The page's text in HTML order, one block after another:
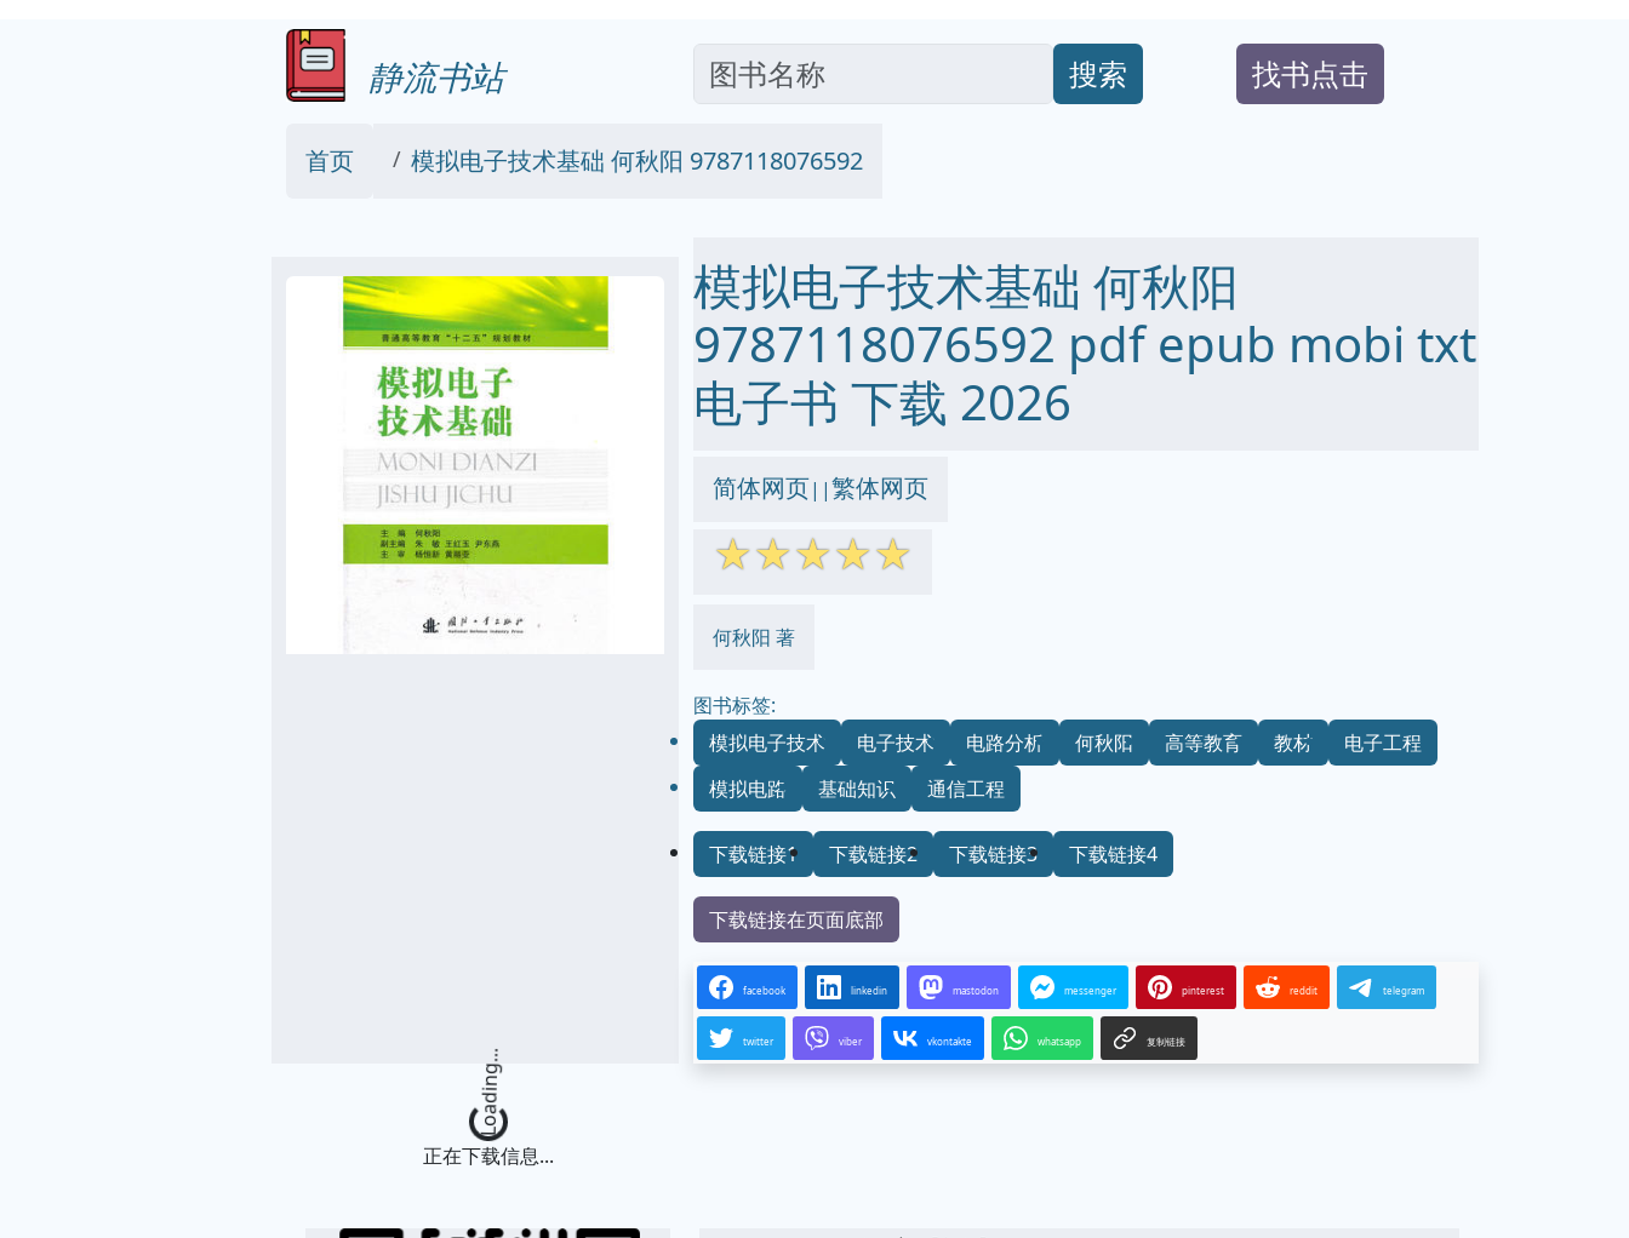
静流书站 搜索 找书点击
首页 模拟电子技术基础 何秋阳 9787118076592
模拟电子技术基础 何秋阳
9787118076592 pdf epub mobi txt
电子书 下载 2026
简体网页||繁体网页
☆☆☆☆☆
何秋阳 著
图书标签:
模拟电子技术
电子技术 电路分析 何秋阳 高等教育 教材
电子工程
模拟电路
基础知识 通信工程
下载链接1 下载链接2 下载链接3 下载链接4
下载链接在页面底部
facebook linkedin mastodon messenger pinterest reddit telegram
twitter viber vkontakte whatsapp 复制链接
Loading...
正在下载信息...